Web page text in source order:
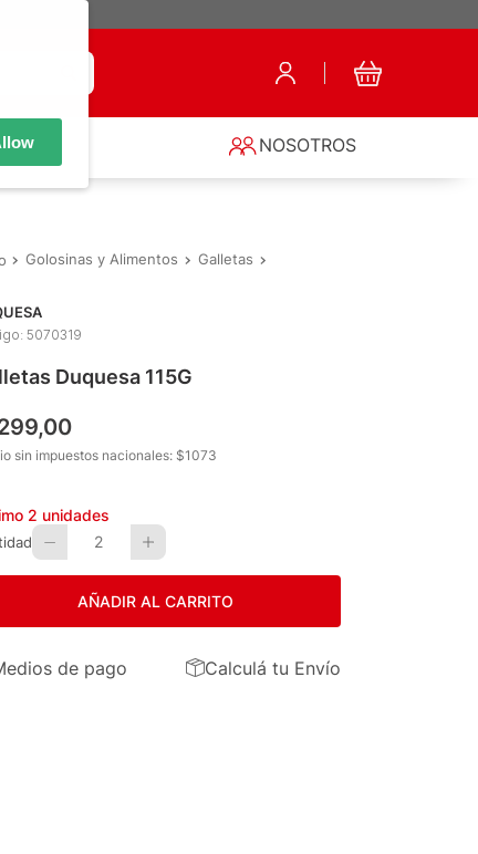
NOSOTROS
Golosinas y Alimentos Galletas
: 5070319
Duquesa 115G
,00
sin impuestos nacionales: $1073
2 unidades
2
AÑADIR AL CARRITO
de pago Calculá tu Envío